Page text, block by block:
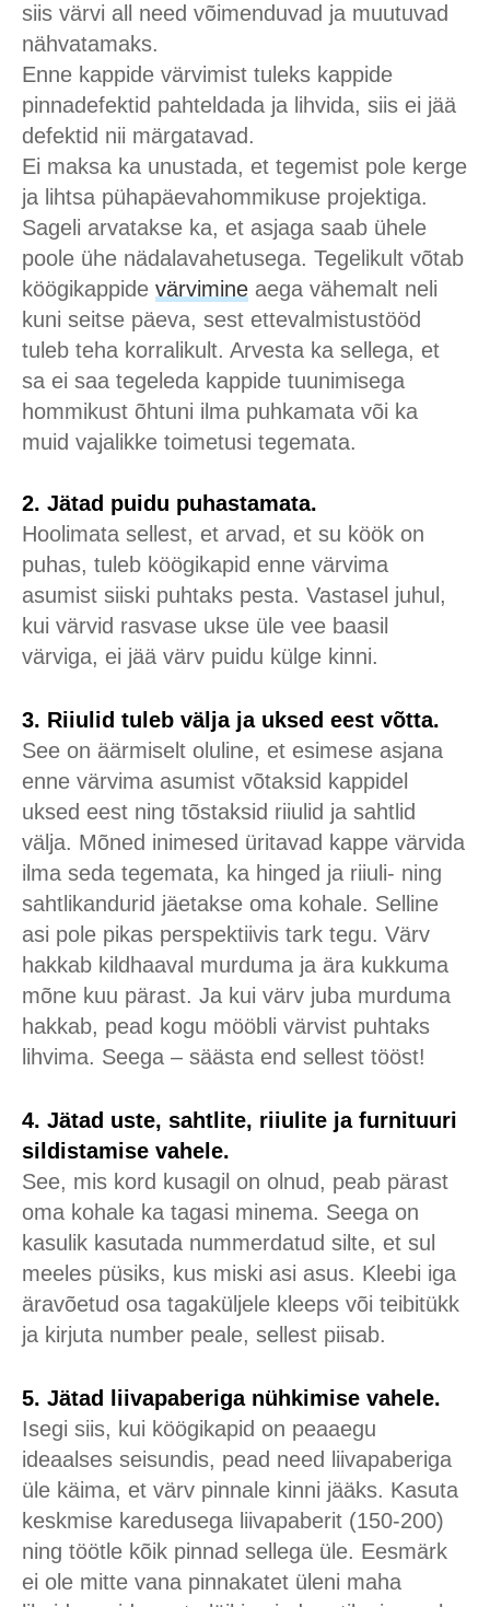
siis värvi all need võimenduvad ja muutuvad
nähvatamaks.
Enne kappide värvimist tuleks kappide
pinnadefektid pahteldada ja lihvida, siis ei jää
defektid nii märgatavad.
Ei maksa ka unustada, et tegemist pole kerge
ja lihtsa pühapäevahommikuse projektiga.
Sageli arvatakse ka, et asjaga saab ühele
poole ühe nädalavahetusega. Tegelikult võtab
köögikappide värvimine aega vähemalt neli
kuni seitse päeva, sest ettevalmistustööd
tuleb teha korralikult. Arvesta ka sellega, et
sa ei saa tegeleda kappide tuunimisega
hommikust õhtuni ilma puhkamata või ka
muid vajalikke toimetusi tegemata.
2. Jätad puidu puhastamata.
Hoolimata sellest, et arvad, et su köök on
puhas, tuleb köögikapid enne värvima
asumist siiski puhtaks pesta. Vastasel juhul,
kui värvid rasvase ukse üle vee baasil
värviga, ei jää värv puidu külge kinni.
3. Riiulid tuleb välja ja uksed eest võtta.
See on äärmiselt oluline, et esimese asjana
enne värvima asumist võtaksid kappidel
uksed eest ning tõstaksid riiulid ja sahtlid
välja. Mõned inimesed üritavad kappe värvida
ilma seda tegemata, ka hinged ja riiuli- ning
sahtlikandurid jäetakse oma kohale. Selline
asi pole pikas perspektiivis tark tegu. Värv
hakkab kildhaaval murduma ja ära kukkuma
mõne kuu pärast. Ja kui värv juba murduma
hakkab, pead kogu mööbli värvist puhtaks
lihvima. Seega – säästa end sellest tööst!
4. Jätad uste, sahtlite, riiulite ja furnituuri
sildistamise vahele.
See, mis kord kusagil on olnud, peab pärast
oma kohale ka tagasi minema. Seega on
kasulik kasutada nummerdatud silte, et sul
meeles püsiks, kus miski asi asus. Kleebi iga
äravõetud osa tagaküljele kleeps või teibitükk
ja kirjuta number peale, sellest piisab.
5. Jätad liivapaberiga nühkimise vahele.
Isegi siis, kui köögikapid on peaaegu
ideaalses seisundis, pead need liivapaberiga
üle käima, et värv pinnale kinni jääks. Kasuta
keskmise karedusega liivapaberit (150-200)
ning töötle kõik pinnad sellega üle. Eesmärk
ei ole mitte vana pinnakatet üleni maha